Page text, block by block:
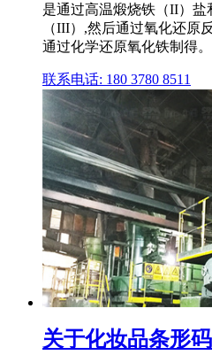
是通过高温煅烧铁（II）
（III）,然后通过氧化还原
通过化学还原氧化铁制得。
联系电话: 180 3780 8511
关于化妆品条形